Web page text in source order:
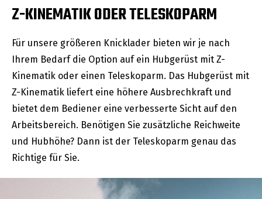
Z-KINEMATIK ODER TELESKOPARM
Für unsere größeren Knicklader bieten wir je nach
Ihrem Bedarf die Option auf ein Hubgerüst mit Z-
Kinematik oder einen Teleskoparm. Das Hubgerüst mit
Z-Kinematik liefert eine höhere Ausbrechkraft und
bietet dem Bediener eine verbesserte Sicht auf den
Arbeitsbereich. Benötigen Sie zusätzliche Reichweite
und Hubhöhe? Dann ist der Teleskoparm genau das
Richtige für Sie.